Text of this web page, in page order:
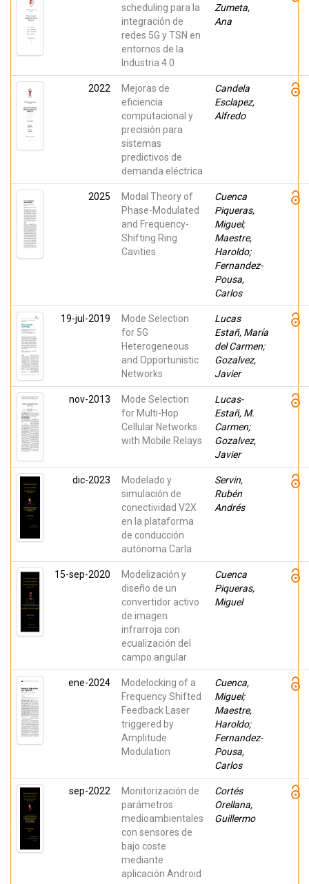
scheduling para la
integración de
redes 5G y TSN en
entornos de la
Industria 4.0
Zumeta,
Ana
2022
Mejoras de
eficiencia
computacional y
precisión para
sistemas
predictivos de
demanda eléctrica
Candela
Esclapez,
Alfredo
2025
Modal Theory of
Phase-Modulated
and Frequency-
Shifting Ring
Cavities
Cuenca
Piqueras,
Miguel;
Maestre,
Haroldo;
Fernandez-
Pousa,
Carlos
19-jul-2019
Mode Selection
for 5G
Heterogeneous
and Opportunistic
Networks
Lucas
Estañ, María
del Carmen;
Gozalvez,
Javier
nov-2013
Mode Selection
for Multi-Hop
Cellular Networks
with Mobile Relays
Lucas-
Estañ, M.
Carmen;
Gozalvez,
Javier
dic-2023
Modelado y
simulación de
conectividad V2X
en la plataforma
de conducción
autónoma Carla
Servin,
Rubén
Andrés
15-sep-2020
Modelización y
diseño de un
convertidor activo
de imagen
infrarroja con
ecualización del
campo angular
Cuenca
Piqueras,
Miguel
ene-2024
Modelocking of a
Frequency Shifted
Feedback Laser
triggered by
Amplitude
Modulation
Cuenca,
Miguel;
Maestre,
Haroldo;
Fernandez-
Pousa,
Carlos
sep-2022
Monitorización de
parámetros
medioambientales
con sensores de
bajo coste
mediante
aplicación Android
Cortés
Orellana,
Guillermo